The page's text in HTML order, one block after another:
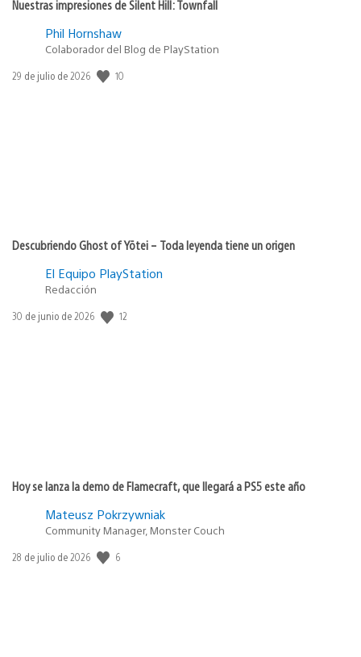
Nuestras impresiones de Silent Hill: Townfall
Phil Hornshaw
Colaborador del Blog de PlayStation
Fecha
29 de julio de 2026 10
Descubriendo Ghost of Yōtei – Toda leyenda tiene un origen
El Equipo PlayStation
Redacción
Fecha
30 de junio de 2026 12
Hoy se lanza la demo de Flamecraft, que llegará a PS5 este año
Mateusz Pokrzywniak
Community Manager, Monster Couch
Fecha
28 de julio de 2026 6